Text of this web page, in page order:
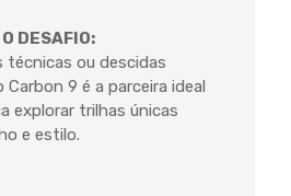
DESAFIO:
técnicas ou descidas
Carbon 9 é a parceira ideal
explorar trilhas únicas
e estilo.